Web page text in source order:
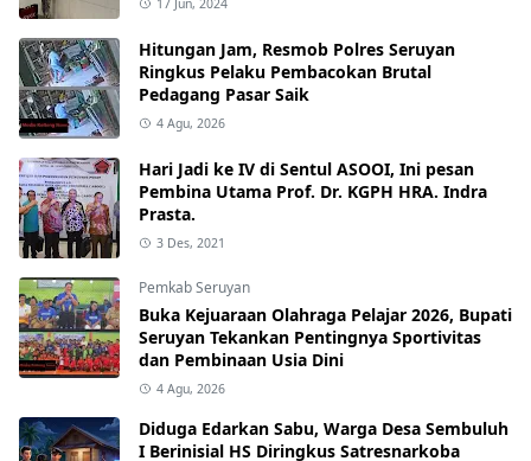
Hitungan Jam, Resmob Polres Seruyan
Ringkus Pelaku Pembacokan Brutal
Pedagang Pasar Saik
4 Agu, 2026
Hari Jadi ke IV di Sentul ASOOI, Ini pesan
Pembina Utama Prof. Dr. KGPH HRA. Indra
Prasta.
3 Des, 2021
Pemkab Seruyan
Buka Kejuaraan Olahraga Pelajar 2026, Bupati
Seruyan Tekankan Pentingnya Sportivitas
dan Pembinaan Usia Dini
4 Agu, 2026
Diduga Edarkan Sabu, Warga Desa Sembuluh
I Berinisial HS Diringkus Satresnarkoba